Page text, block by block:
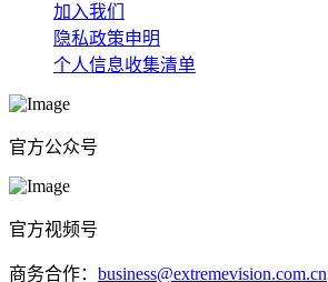
加入我们
隐私政策申明
个人信息收集清单
官方公众号
官方视频号
商务合作： business@extremevision.com.cn